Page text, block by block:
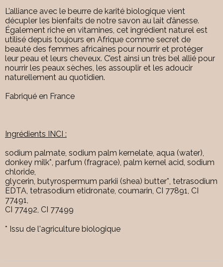
L’alliance avec le beurre de karité biologique vient
décupler les bienfaits de notre savon au lait d’ânesse.
Également riche en vitamines, cet ingrédient naturel est
utilisé depuis toujours en Afrique comme secret de
beauté des femmes africaines pour nourrir et protéger
leur peau et leurs cheveux. C’est ainsi un très bel allié pour
nourrir les peaux sèches, les assouplir et les adoucir
naturellement au quotidien.
Fabriqué en France
Ingrédients INCI :
sodium palmate, sodium palm kernelate, aqua (water),
donkey milk*, parfum (fragrace), palm kernel acid, sodium
chloride,
glycerin, butyrospermum parkii (shea) butter*, tetrasodium
EDTA, tetrasodium etidronate, coumarin, CI 77891, CI
77491,
CI 77492, CI 77499
* Issu de l'agriculture biologique